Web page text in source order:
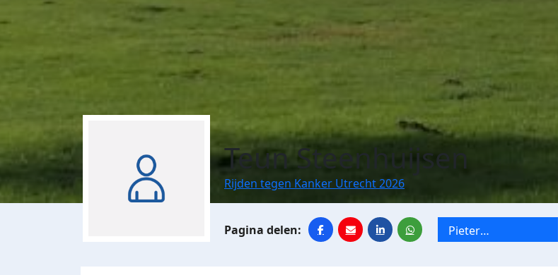
Teun Steenhuijsen
Rijden tegen Kanker Utrecht 2026
Pieter
Nieuwlandstraat x